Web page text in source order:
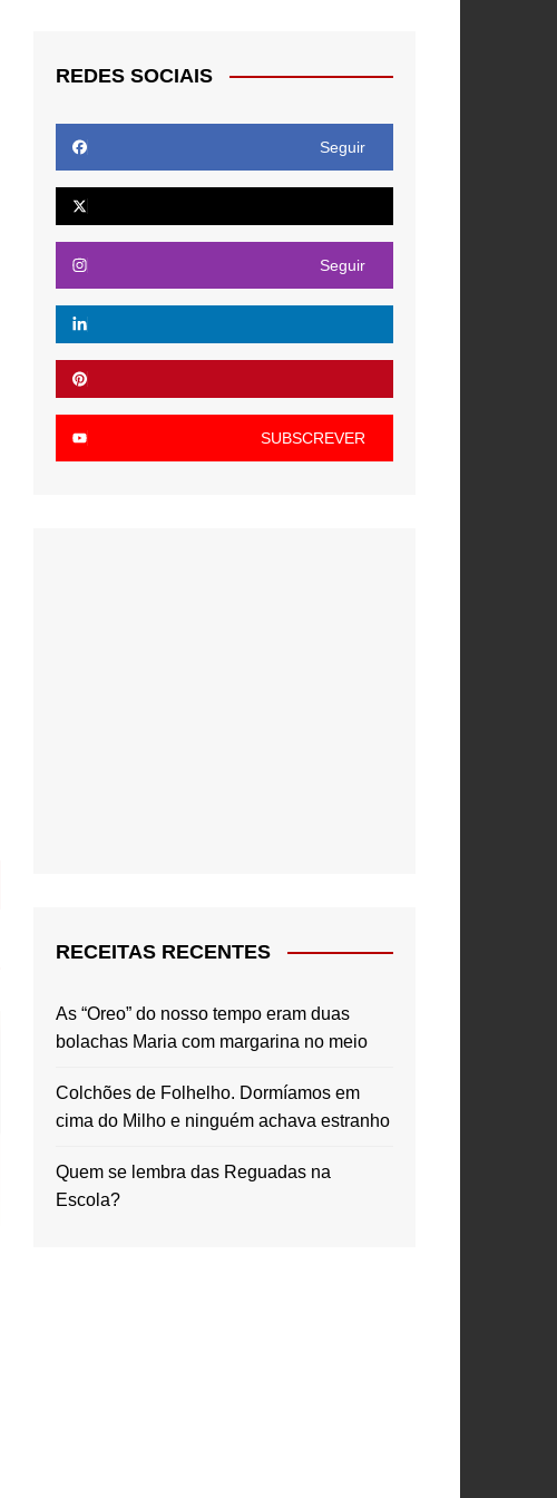
REDES SOCIAIS
Seguir
Seguir
SUBSCREVER
RECEITAS RECENTES
As “Oreo” do nosso tempo eram duas
bolachas Maria com margarina no meio
Colchões de Folhelho. Dormíamos em
cima do Milho e ninguém achava estranho
Quem se lembra das Reguadas na
Escola?